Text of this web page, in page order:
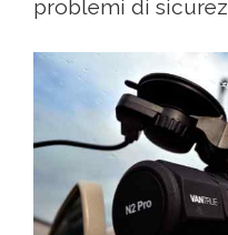
problemi di